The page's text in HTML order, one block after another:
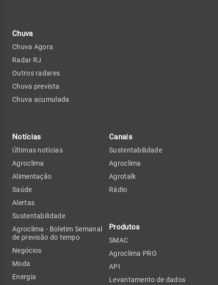
Chuva
Chuva Agora
Radar RJ
Outros radares
Chuva prevista
Chuva acumulada
Notícias
Últimas notícias
Agroclima
Alimentação
Saúde
Alertas
Sustentabilidade
Agroclima - Boletim Semanal
de previsão do tempo
Negócios
Moda
Energia
Canais
Sustentabilidade
Agroclima
Agrotalk
Rádio
Produtos
SMAC
Agroclima PRO
API
Levantamento de dados